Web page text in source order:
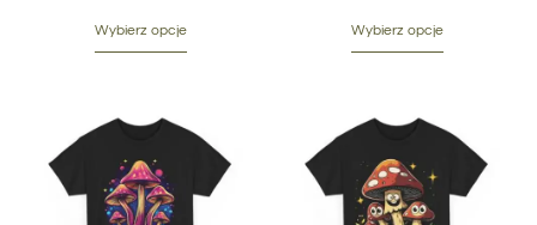
Wybierz opcje Wybierz opcje